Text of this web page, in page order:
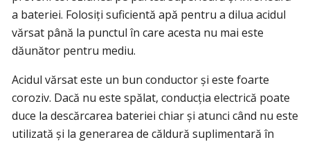
a bateriei. Folosiți suficientă apă pentru a dilua acidul
vărsat până la punctul în care acesta nu mai este
dăunător pentru mediu.
Acidul vărsat este un bun conductor și este foarte
coroziv. Dacă nu este spălat, conducția electrică poate
duce la descărcarea bateriei chiar și atunci când nu este
utilizată și la generarea de căldură suplimentară în